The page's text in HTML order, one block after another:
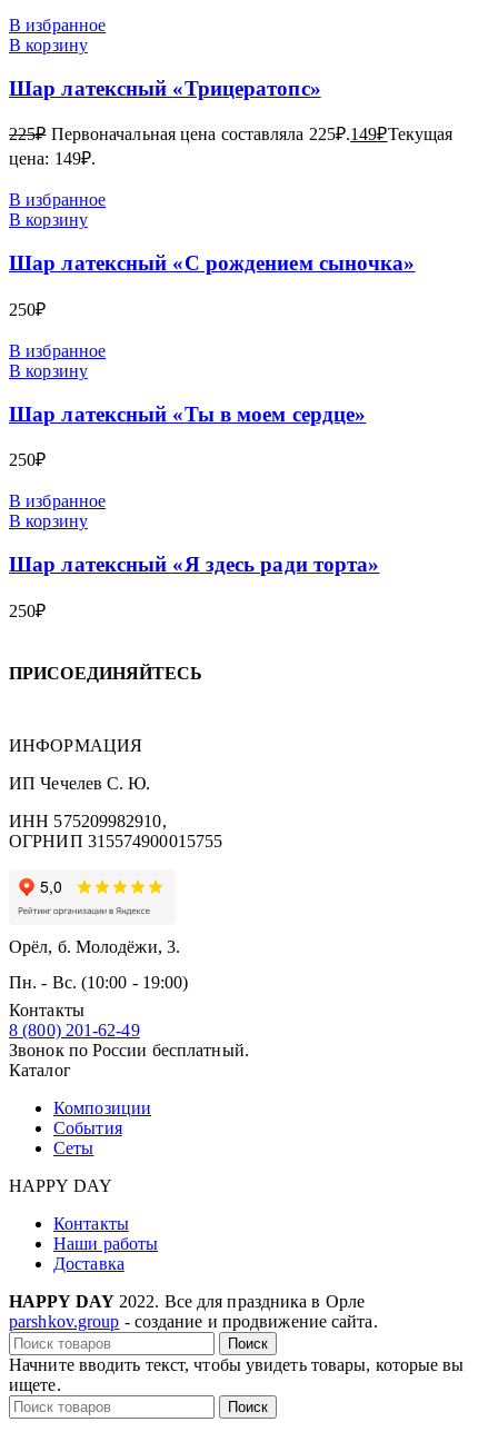
В избранное
В корзину
Шар латексный «Трицератопс»
225₽ Первоначальная цена составляла 225₽.149₽Текущая
цена: 149₽.
В избранное
В корзину
Шар латексный «С рождением сыночка»
250₽
В избранное
В корзину
Шар латексный «Ты в моем сердце»
250₽
В избранное
В корзину
Шар латексный «Я здесь ради торта»
250₽
ПРИСОЕДИНЯЙТЕСЬ
ИНФОРМАЦИЯ
ИП Чечелев С. Ю.
ИНН 575209982910,
ОГРНИП 315574900015755
Орёл, б. Молодёжи, 3.
Пн. - Вс. (10:00 - 19:00)
Контакты
8 (800) 201-62-49
Звонок по России бесплатный.
Каталог
Композиции
События
Сеты
HAPPY DAY
Контакты
Наши работы
Доставка
HAPPY DAY 2022. Все для праздника в Орле
parshkov.group - создание и продвижение сайта.
Поиск
Начните вводить текст, чтобы увидеть товары, которые вы
ищете.
Поиск